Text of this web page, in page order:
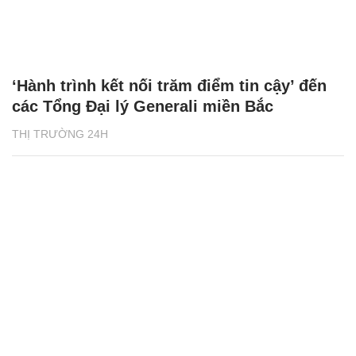
THỊ TRƯỜNG 24H
‘Hành trình kết nối trăm điểm tin cậy’ đến
các Tổng Đại lý Generali miền Bắc